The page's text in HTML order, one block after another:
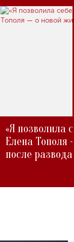
«Я позволила
Елена Тополя
после развода